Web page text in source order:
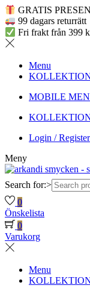
GRATIS
99 dagars returrätt
Fri frakt från 399
Menu
MOBILE
Login / Register
Meny
Search for:>
0
Önskelista
0
Varukorg
Menu